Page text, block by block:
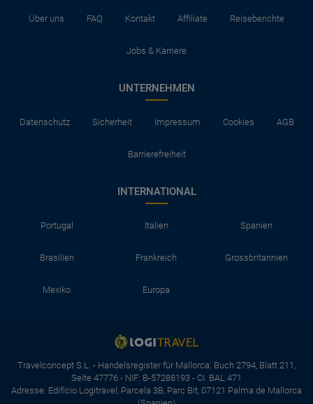
Über uns FAQ Kontakt Affiliate Reiseberichte
Jobs & Karriere
UNTERNEHMEN
Datenschutz Sicherheit Impressum Cookies AGB
Barrierefreiheit
INTERNATIONAL
Portugal Italien Spanien
Brasilien Frankreich Grossbritannien
Mexiko Europa
Travelconcept S.L. - Handelsregister für Mallorca: Buch 2794, Blatt 211,
Seite 47776 - NIF: B-57288193 - CI. BAL 471
Adresse: Edificio Logitravel, Parcela 3B, Parc Bit, 07121 Palma de Mallorca